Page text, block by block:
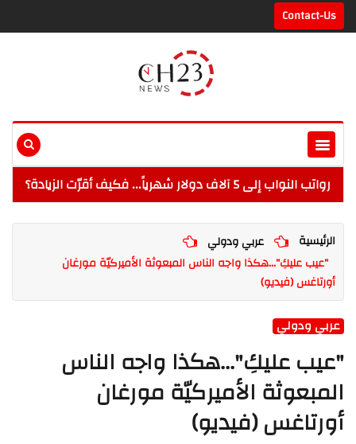
Contact-Us
رواتب النواب إلى 5 آلاف دولار شهرياً... فكيف أقرّت الزيادة؟
الرئيسية
عربي ودولي
"عيب عليكِ"...هكذا واجه الناس المبعوثة الأميركيّة مورغان
أورتاغس (فيديو)
عربي ودولي
"عيب عليكِ"...هكذا واجه الناس
المبعوثة الأميركيّة مورغان
أورتاغس (فيديو)